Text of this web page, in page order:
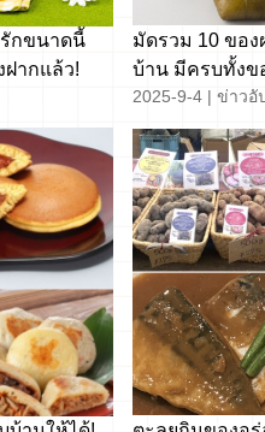
รักขนาดนี้
ฝากแล้ว!
มัดรวม 10 ของ
บ้าน มีครบทั้งข
2025-9-4 | ข่าวอั